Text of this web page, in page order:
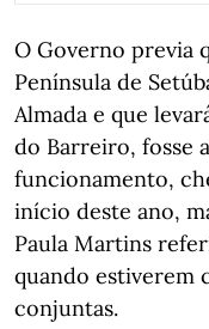
O Governo previa
Península de
Almada e que
do Barreiro, fosse
funcionamento,
início deste ano,
Paula Martins
quando estiverem
conjuntas.